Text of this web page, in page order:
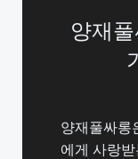
양재
양재풀싸롱
에게 사랑